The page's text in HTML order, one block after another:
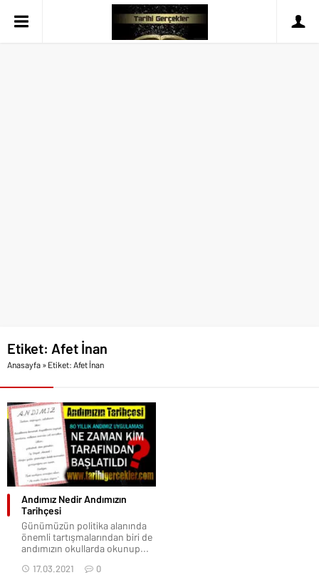
Etiket: Afet İnan
Anasayfa » Etiket: Afet İnan
Andımız Nedir Andımızın
Tarihçesi
Günümüzün politika alanında
önemli tartışmalarından biri de
andımızın okullarda okunup...
17.03.2021 0